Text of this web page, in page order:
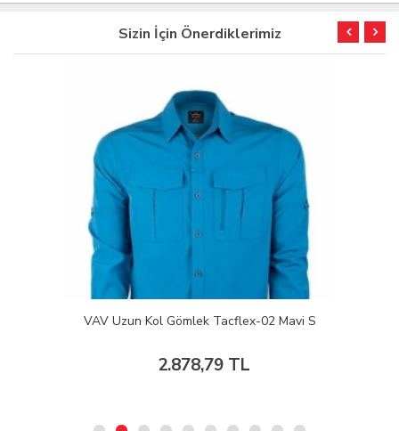
Sizin İçin Önerdiklerimiz
VAV Uzun Kol Gömlek Tacflex-02 Mavi S
2.878,79 TL